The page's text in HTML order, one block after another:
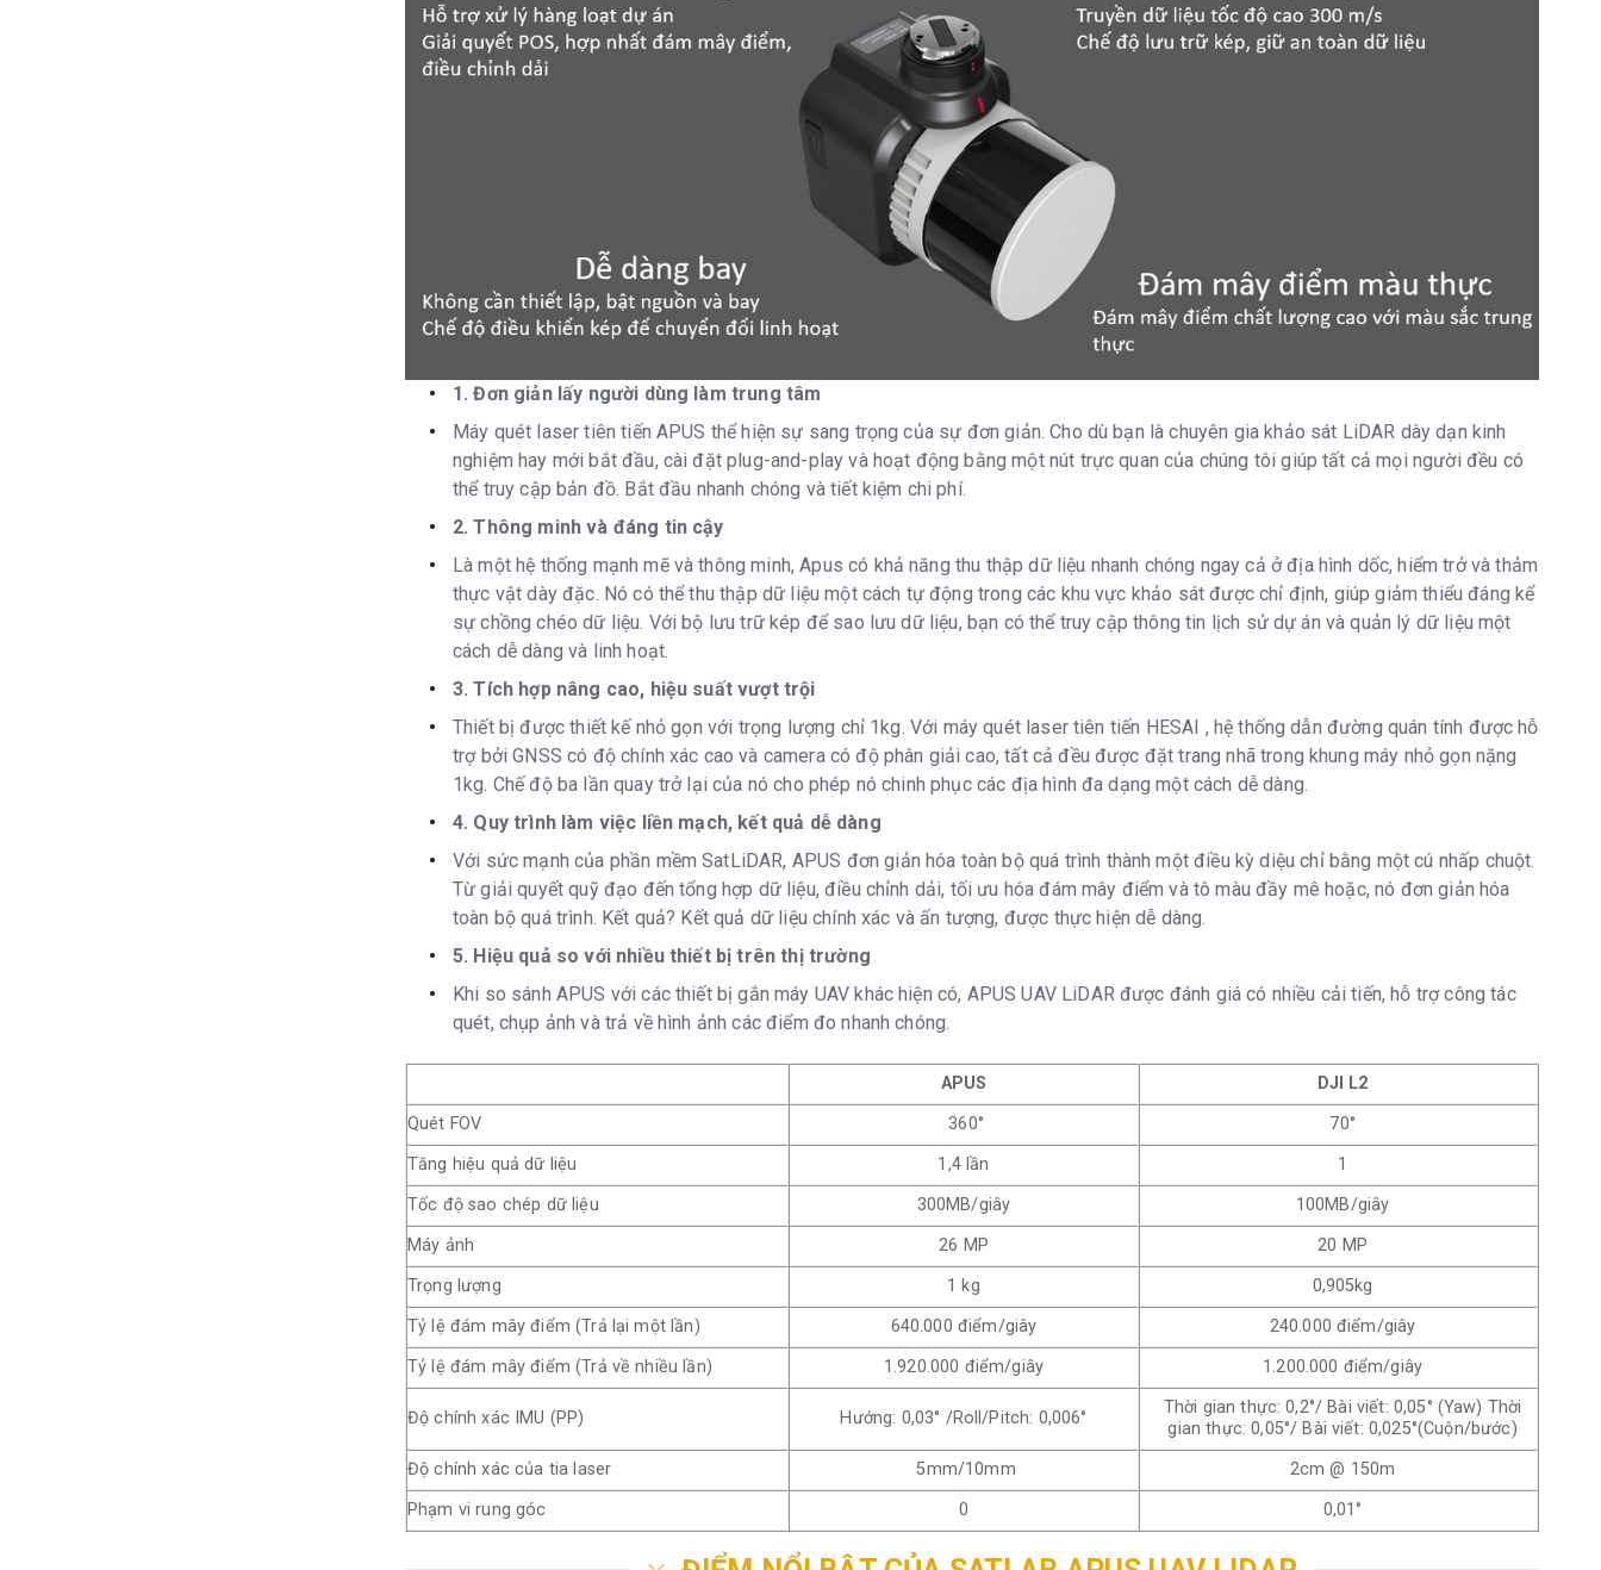
1. Đơn giản lấy người dùng làm trung tâm
Máy quét laser tiên tiến APUS thể hiện sự sang trọng của sự đơn giản. Cho dù bạn là chuyên gia khảo sát LiDAR dày dạn kinh
nghiệm hay mới bắt đầu, cài đặt plug-and-play và hoạt động bằng một nút trực quan của chúng tôi giúp tất cả mọi người đều có
thể truy cập bản đồ. Bắt đầu nhanh chóng và tiết kiệm chi phí.
2. Thông minh và đáng tin cậy
Là một hệ thống mạnh mẽ và thông minh, Apus có khả năng thu thập dữ liệu nhanh chóng ngay cả ở địa hình dốc, hiểm trở và thảm
thực vật dày đặc. Nó có thể thu thập dữ liệu một cách tự động trong các khu vực khảo sát được chỉ định, giúp giảm thiểu đáng kể
sự chồng chéo dữ liệu. Với bộ lưu trữ kép để sao lưu dữ liệu, bạn có thể truy cập thông tin lịch sử dự án và quản lý dữ liệu một
cách dễ dàng và linh hoạt.
3. Tích hợp nâng cao, hiệu suất vượt trội
Thiết bị được thiết kế nhỏ gọn với trọng lượng chỉ 1kg. Với máy quét laser tiên tiến HESAI , hệ thống dẫn đường quán tính được hỗ
trợ bởi GNSS có độ chính xác cao và camera có độ phân giải cao, tất cả đều được đặt trang nhã trong khung máy nhỏ gọn nặng
1kg. Chế độ ba lần quay trở lại của nó cho phép nó chinh phục các địa hình đa dạng một cách dễ dàng.
4. Quy trình làm việc liền mạch, kết quả dễ dàng
Với sức mạnh của phần mềm SatLiDAR, APUS đơn giản hóa toàn bộ quá trình thành một điều kỳ diệu chỉ bằng một cú nhấp chuột.
Từ giải quyết quỹ đạo đến tổng hợp dữ liệu, điều chỉnh dải, tối ưu hóa đám mây điểm và tô màu đầy mê hoặc, nó đơn giản hóa
toàn bộ quá trình. Kết quả? Kết quả dữ liệu chính xác và ấn tượng, được thực hiện dễ dàng.
5. Hiệu quả so với nhiều thiết bị trên thị trường
Khi so sánh APUS với các thiết bị gắn máy UAV khác hiện có, APUS UAV LiDAR được đánh giá có nhiều cải tiến, hỗ trợ công tác
quét, chụp ảnh và trả về hình ảnh các điểm đo nhanh chóng.
APUS
DJI L2
Quét FOV
360°
70°
Tăng hiệu quả dữ liệu
1,4 lần
1
Tốc độ sao chép dữ liệu
300MB/giây
100MB/giây
Máy ảnh
26 MP
20 MP
Trọng lượng
1 kg
0,905kg
Tỷ lệ đám mây điểm (Trả lại một lần)
640.000 điểm/giây
240.000 điểm/giây
Tỷ lệ đám mây điểm (Trả về nhiều lần)
1.920.000 điểm/giây 1.200.000 điểm/giây
Độ chính xác IMU (PP) Hướng: 0,03° /Roll/Pitch: 0,006°
Thời gian thực: 0,2°/ Bài viết: 0,05° (Yaw) Thời
gian thực: 0,05°/ Bài viết: 0,025°(Cuộn/bước)
Độ chính xác của tia laser
5mm/10mm
2cm @ 150m
Phạm vi rung góc
0 0,01°